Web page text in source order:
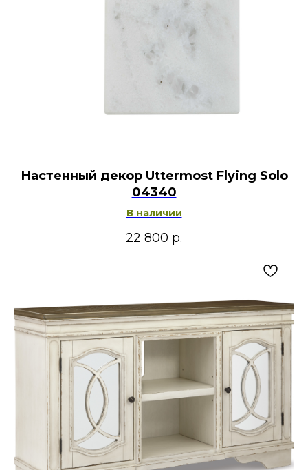
Настенный декор Uttermost Flying Solo
04340
В наличии
22 800 р.